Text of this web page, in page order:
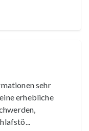
Birgit
sehr
erhebliche
...